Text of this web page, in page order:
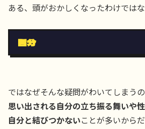
ある、頭がおかしくなったわけではな
自分
ではなぜそんな疑問がわいてしまう
思い出される自分の立ち振る舞いや
自分と結びつかないことが多いからだ